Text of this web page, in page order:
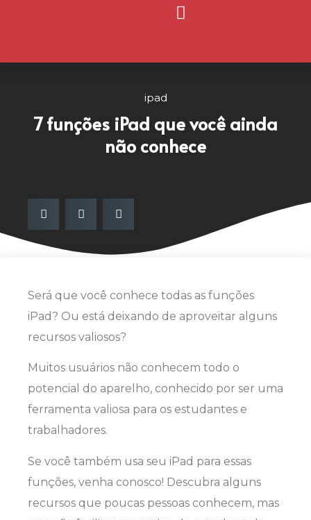
ipad
7 funções iPad que você ainda
não conhece
Será que você conhece todas as funções
iPad? Ou está deixando de aproveitar alguns
recursos valiosos?
Muitos usuários não conhecem todo o
potencial do aparelho, conhecido por ser uma
ferramenta valiosa para os estudantes e
trabalhadores.
Se você também usa seu iPad para essas
funções, venha conosco! Descubra alguns
recursos que poucas pessoas conhecem, mas